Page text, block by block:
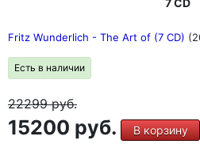
7 CD
Fritz Wunderlich - The Art of (7 CD)
Есть в наличии
22299руб.
15200 руб. В корзину